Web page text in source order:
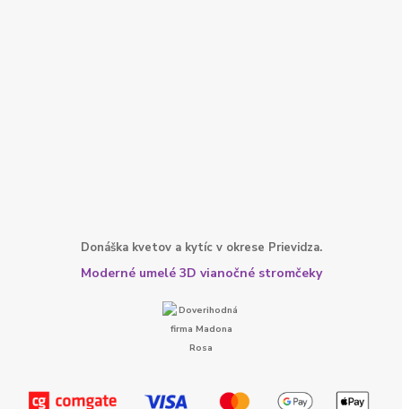
Donáška kvetov a kytíc v okrese Prievidza.
Moderné umelé 3D vianočné stromčeky